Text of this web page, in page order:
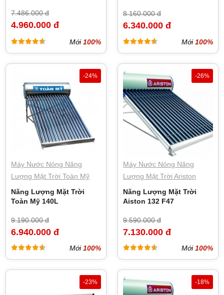
7.486.000 đ
4.960.000 đ
Mới100%
8.160.000 đ
6.340.000 đ
Mới100%
-24%
Máy Nước Nóng Năng
Lượng Mặt Trời Toàn Mỹ
Năng Lượng Mặt Trời
Toàn Mỹ 140L
9.190.000 đ
6.940.000 đ
Mới100%
-26%
Máy Nước Nóng Năng
Lượng Mặt Trời Ariston
Năng Lượng Mặt Trời
Aiston 132 F47
9.590.000 đ
7.130.000 đ
Mới100%
-23% -18%